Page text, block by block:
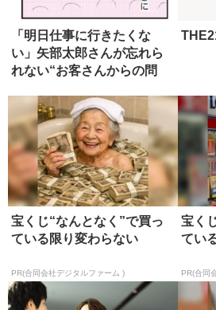
「明日仕事に行きたくな
い」矢部太郎さんが忘れら
れない“お客さんからの問
宝くじ“なんとなく”で買っ
ている限り変わらない
PR(合同会社デジタルファーム )
宝く
てい
PR(合同